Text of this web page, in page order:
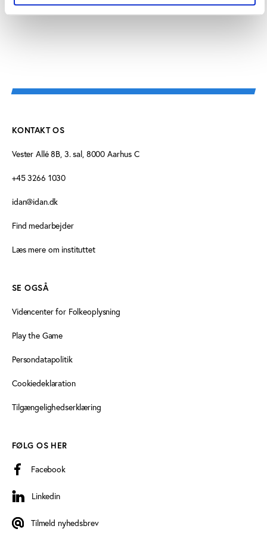
Folkesundhed, SDU
KONTAKT OS
Vester Allé 8B, 3. sal, 8000 Aarhus C
+45 3266 1030
idan@idan.dk
Find medarbejder
Læs mere om instituttet
SE OGSÅ
Videncenter for Folkeoplysning
Play the Game
Persondatapolitik
Cookiedeklaration
Tilgængelighedserklæring
FØLG OS HER
Facebook
Linkedin
Linkedin
Tilmeld nyhedsbrev
Tilmeld nyhedsbrev